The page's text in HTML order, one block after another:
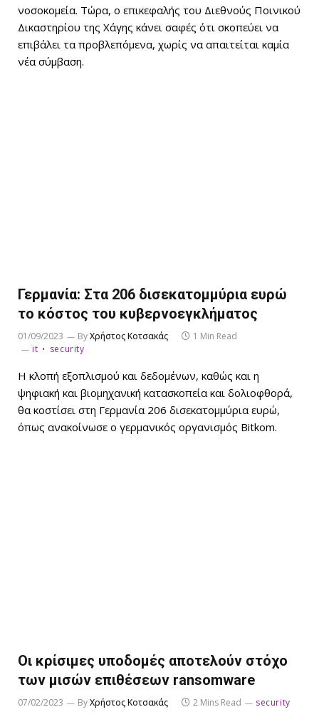
νοσοκομεία. Τώρα, ο επικεφαλής του Διεθνούς Ποινικού
Δικαστηρίου της Χάγης κάνει σαφές ότι σκοπεύει να
επιβάλει τα προβλεπόμενα, χωρίς να απαιτείται καμία
νέα σύμβαση.
Γερμανία: Στα 206 δισεκατομμύρια ευρώ
το κόστος του κυβερνοεγκλήματος
01/09/2023 ByΧρήστος Κοτσακάς
1 Min Read
it
security
Η κλοπή εξοπλισμού και δεδομένων, καθώς και η
ψηφιακή και βιομηχανική κατασκοπεία και δολιοφθορά,
θα κοστίσει στη Γερμανία 206 δισεκατομμύρια ευρώ,
όπως ανακοίνωσε ο γερμανικός οργανισμός Bitkom.
Οι κρίσιμες υποδομές αποτελούν στόχο
των μισών επιθέσεων ransomware
07/02/2023 ByΧρήστος Κοτσακάς 2 Mins Read security